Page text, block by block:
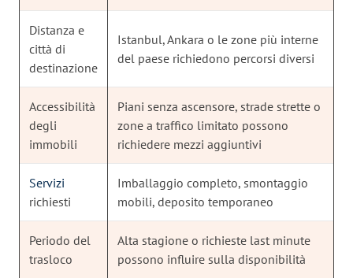
Distanza e
città di
destinazione
Istanbul, Ankara o le zone più interne
del paese richiedono percorsi diversi
Accessibilità
degli
immobili
Piani senza ascensore, strade strette o
zone a traffico limitato possono
richiedere mezzi aggiuntivi
Servizi
richiesti
Imballaggio completo, smontaggio
mobili, deposito temporaneo
Periodo del
trasloco
Alta stagione o richieste last minute
possono influire sulla disponibilità